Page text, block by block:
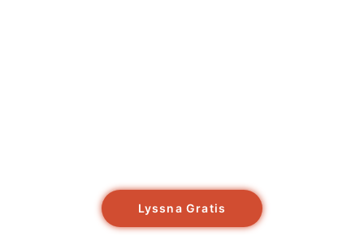
Lyssna Gratis